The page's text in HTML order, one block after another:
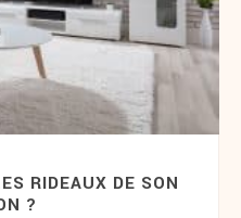
RIDEAUX DE SON
?